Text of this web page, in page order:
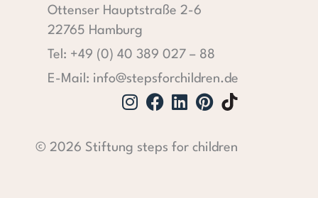
Ottenser Hauptstraße 2-6
22765 Hamburg
Tel: +49 (0) 40 389 027 – 88
E-Mail: info@stepsforchildren.de
Instagram
Facebook
Linkedin
Pinterest
© 2026 Stiftung steps for children